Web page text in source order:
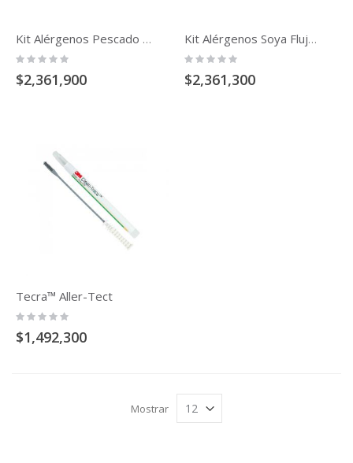
Kit Alérgenos Pescado Lateral
Rating:
0%
$2,361,900
Kit Alérgenos Soya Flujo Lateral
Rating:
0%
$2,361,300
Tecra™ Aller-Tect
Rating:
$1,492,300
Mostrar